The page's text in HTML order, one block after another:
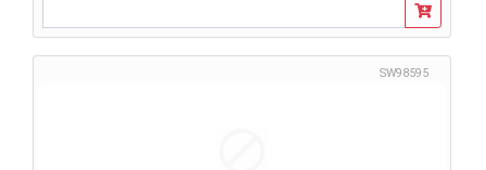
SW98595